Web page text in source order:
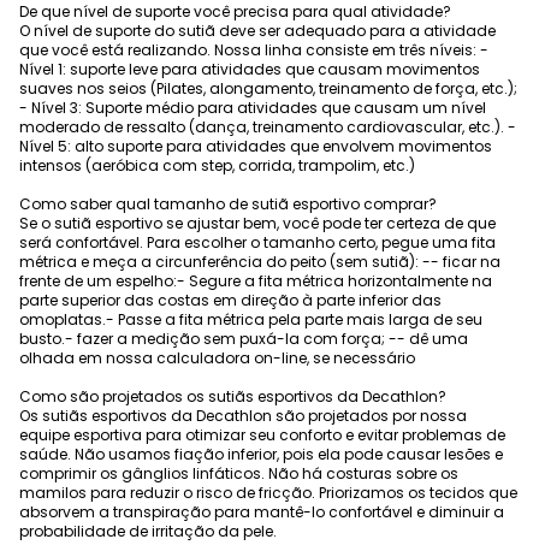
De que nível de suporte você precisa para qual atividade?
O nível de suporte do sutiã deve ser adequado para a atividade
que você está realizando. Nossa linha consiste em três níveis: -
Nível 1: suporte leve para atividades que causam movimentos
suaves nos seios (Pilates, alongamento, treinamento de força, etc.);
- Nível 3: Suporte médio para atividades que causam um nível
moderado de ressalto (dança, treinamento cardiovascular, etc.). -
Nível 5: alto suporte para atividades que envolvem movimentos
intensos (aeróbica com step, corrida, trampolim, etc.)
Como saber qual tamanho de sutiã esportivo comprar?
Se o sutiã esportivo se ajustar bem, você pode ter certeza de que
será confortável. Para escolher o tamanho certo, pegue uma fita
métrica e meça a circunferência do peito (sem sutiã): -- ficar na
frente de um espelho:- Segure a fita métrica horizontalmente na
parte superior das costas em direção à parte inferior das
omoplatas.- Passe a fita métrica pela parte mais larga de seu
busto.- fazer a medição sem puxá-la com força; -- dê uma
olhada em nossa calculadora on-line, se necessário
Como são projetados os sutiãs esportivos da Decathlon?
Os sutiãs esportivos da Decathlon são projetados por nossa
equipe esportiva para otimizar seu conforto e evitar problemas de
saúde. Não usamos fiação inferior, pois ela pode causar lesões e
comprimir os gânglios linfáticos. Não há costuras sobre os
mamilos para reduzir o risco de fricção. Priorizamos os tecidos que
absorvem a transpiração para mantê-lo confortável e diminuir a
probabilidade de irritação da pele.